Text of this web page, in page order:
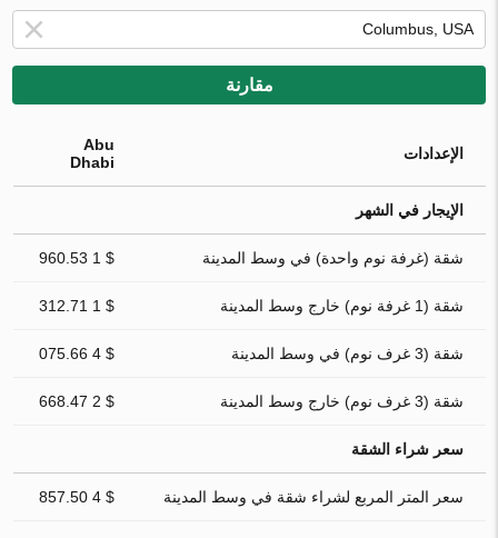
مقارنة
الإعدادات
Abu
Dhabi
الإيجار في الشهر
شقة (غرفة نوم واحدة) في وسط المدينة $ 1 960.53
شقة (1 غرفة نوم) خارج وسط المدينة $ 1 312.71
شقة (3 غرف نوم) في وسط المدينة $ 4 075.66
شقة (3 غرف نوم) خارج وسط المدينة $ 2 668.47
سعر شراء الشقة
سعر المتر المربع لشراء شقة في وسط المدينة $ 4 857.50